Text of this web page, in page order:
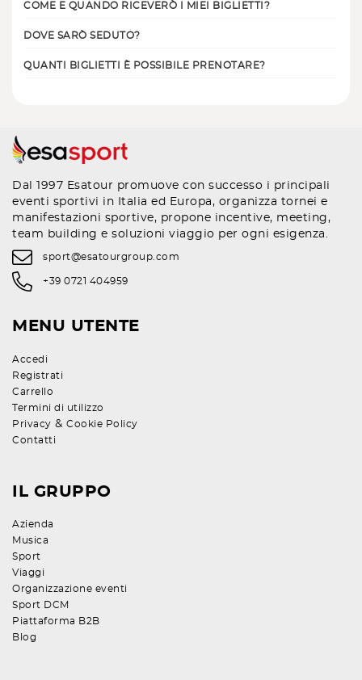
COME E QUANDO RICEVERÒ I MIEI BIGLIETTI?
DOVE SARÒ SEDUTO?
QUANTI BIGLIETTI È POSSIBILE PRENOTARE?
Dal 1997 Esatour promuove con successo i principali
eventi sportivi in Italia ed Europa, organizza tornei e
manifestazioni sportive, propone incentive, meeting,
team building e soluzioni viaggio per ogni esigenza.
sport@esatourgroup.com
+39 0721 404959
MENU UTENTE
Accedi
Registrati
Carrello
Termini di utilizzo
Privacy & Cookie Policy
Contatti
IL GRUPPO
Azienda
Musica
Sport
Viaggi
Organizzazione eventi
Sport DCM
Piattaforma B2B
Blog